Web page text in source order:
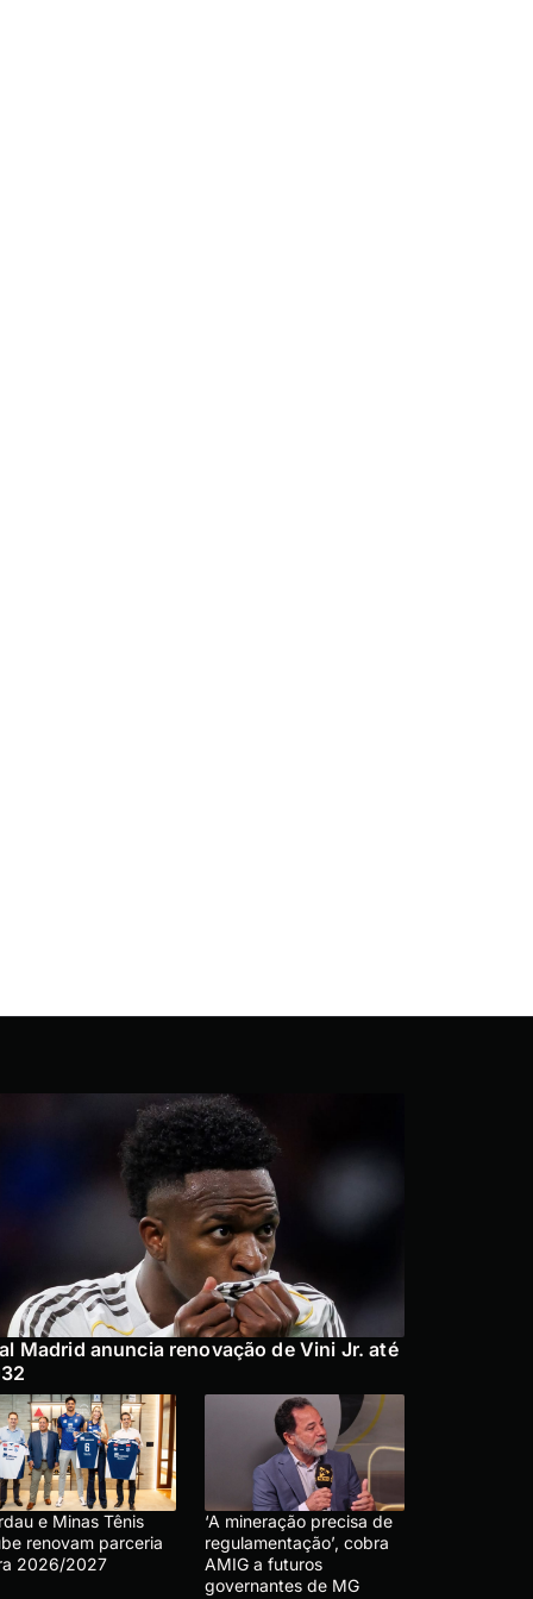
Madrid anuncia renovação de Vini Jr. até
e Minas Tênis
renovam parceria
2026/2027
‘A mineração precisa de
regulamentação’, cobra
AMIG a futuros
governantes de MG